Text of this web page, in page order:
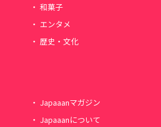
和菓子
エンタメ
歴史・文化
Japaaanマガジン
Japaaanについて